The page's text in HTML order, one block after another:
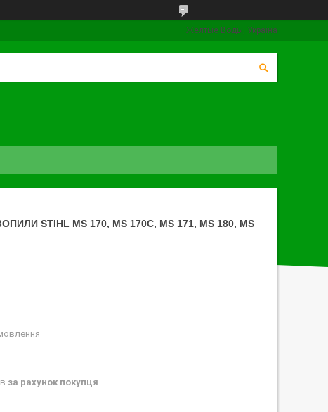
Желтые Воды, Україна
STIHL MS 170, MS 170C, MS 171, MS 180, MS
за рахунок покупця